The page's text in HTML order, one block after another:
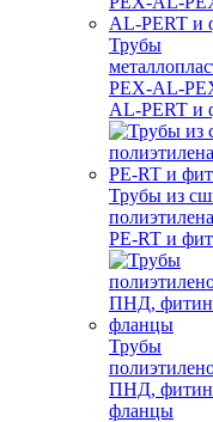
Трубы
PEX-AL-
AL-PERT и
Трубы из
PE-RT и
Трубы
ПНД,
фланцы